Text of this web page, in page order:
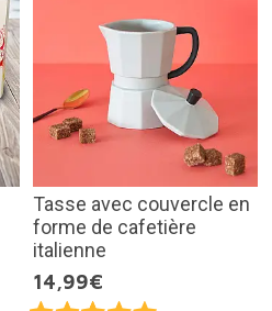
Tasse avec couvercle en
forme de cafetière
italienne
14,99€